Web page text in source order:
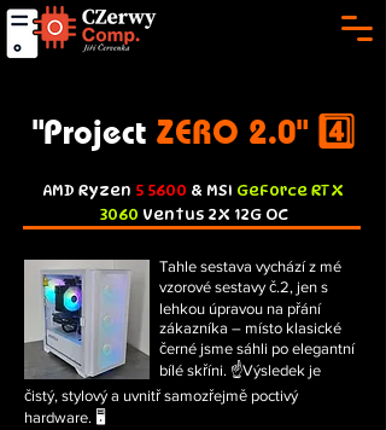
"Project ZERO 2.0" 4️⃣
AMD Ryzen 5 5600 & MSI GeForce RTX
3060 Ventus 2X 12G OC
Tahle sestava vychází z mé
vzorové sestavy č.2, jen s
lehkou úpravou na přání
zákazníka – místo klasické
černé jsme sáhli po elegantní
bílé skříni. ☝️Výsledek je
čistý, stylový a uvnitř samozřejmě poctivý
hardware. 🖥